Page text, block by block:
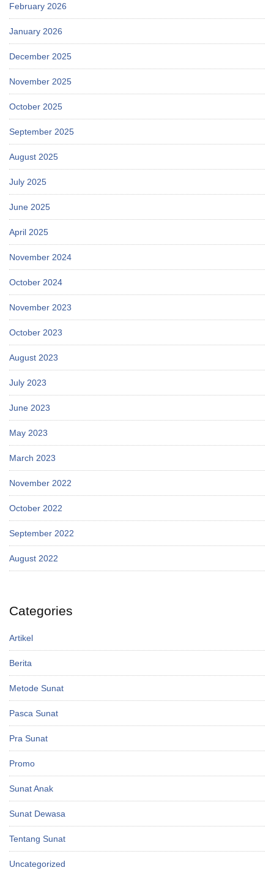
February 2026
January 2026
December 2025
November 2025
October 2025
September 2025
August 2025
July 2025
June 2025
April 2025
November 2024
October 2024
November 2023
October 2023
August 2023
July 2023
June 2023
May 2023
March 2023
November 2022
October 2022
September 2022
August 2022
Categories
Artikel
Berita
Metode Sunat
Pasca Sunat
Pra Sunat
Promo
Sunat Anak
Sunat Dewasa
Tentang Sunat
Uncategorized